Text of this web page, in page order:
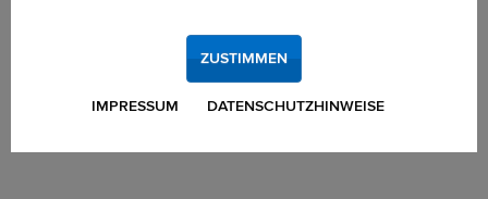
IMPRESSUM DATENSCHUTZHINWEISE
ZUSTIMMEN